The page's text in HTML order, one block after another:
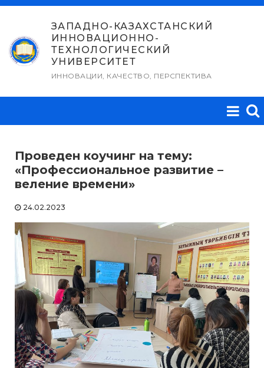
Перейти
содержимому
ЗАПАДНО-КАЗАХСТАНСКИЙ
ИННОВАЦИОННО-
ТЕХНОЛОГИЧЕСКИЙ
УНИВЕРСИТЕТ
ИННОВАЦИИ, КАЧЕСТВО, ПЕРСПЕКТИВА
Проведен коучинг на тему:
«Профессиональное развитие –
веление времени»
24.02.2023